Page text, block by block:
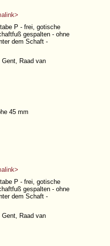
P - frei, gotische
gespalten - ohne
dem Schaft -
Raad van
45 mm
P - frei, gotische
gespalten - ohne
dem Schaft -
Raad van